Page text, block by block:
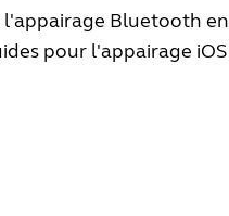
l'appairage Bluetooth en
pour l'appairage iOS